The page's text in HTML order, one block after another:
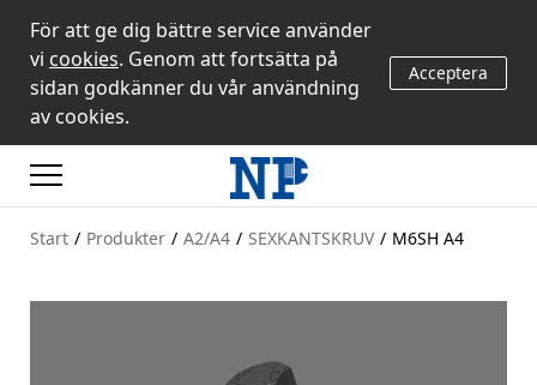
För att ge dig bättre service använder
vi cookies. Genom att fortsätta på
sidan godkänner du vår användning
av cookies.
Acceptera
Start / Produkter / A2/A4 / SEXKANTSKRUV / M6SH A4